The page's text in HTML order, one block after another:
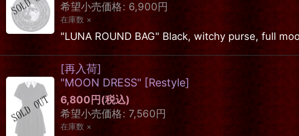
希望小売価格: 6,900 円
在庫数 ×
"LUNA ROUND BAG" Black, witchy purse, full
[再入荷]
"MOON DRESS" [Restyle]
6,800 円 (税込)
希望小売価格: 7,560 円
在庫数 ×